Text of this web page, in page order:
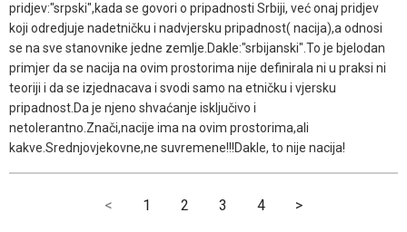
pridjev:"srpski",kada se govori o pripadnosti Srbiji, već onaj pridjev
koji odredjuje nadetničku i nadvjersku pripadnost( nacija),a odnosi
se na sve stanovnike jedne zemlje.Dakle:"srbijanski".To je bjelodan
primjer da se nacija na ovim prostorima nije definirala ni u praksi ni
teoriji i da se izjednacava i svodi samo na etničku i vjersku
pripadnost.Da je njeno shvaćanje isključivo i
netolerantno.Znači,nacije ima na ovim prostorima,ali
kakve.Srednjovjekovne,ne suvremene!!!Dakle, to nije nacija!
< 1 2 3 4 >